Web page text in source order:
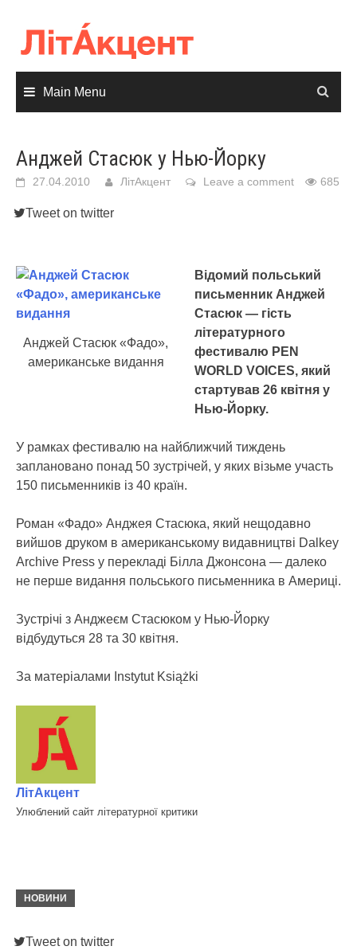
content
Main Menu
Анджей Стасюк у Нью-Йорку
27.04.2010 ЛітАкцент Leave a comment 685
Tweet on twitter
Анджей Стасюк «Фадо»,
американське видання
Відомий польський
письменник Анджей
Стасюк — гість
літературного
фестивалю PEN
WORLD VOICES, який
стартував 26 квітня у
Нью-Йорку.
У рамках фестивалю на найближчий тиждень
заплановано понад 50 зустрічей, у яких візьме участь
150 письменників із 40 країн.
Роман «Фадо» Анджея Стасюка, який нещодавно
вийшов друком в американському видавництві Dalkey
Archive Press у перекладі Білла Джонсона — далеко
не перше видання польського письменника в Америці.
Зустрічі з Анджеєм Стасюком у Нью-Йорку
відбудуться 28 та 30 квітня.
За матеріалами Instytut Książki
ЛітАкцент
Улюблений сайт літературної критики
НОВИНИ
Tweet on twitter